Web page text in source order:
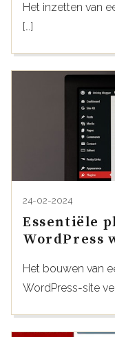
Het inzetten van
[…]
24-02-2024
Essentiële
WordPress
Het bouwen van
WordPress-site